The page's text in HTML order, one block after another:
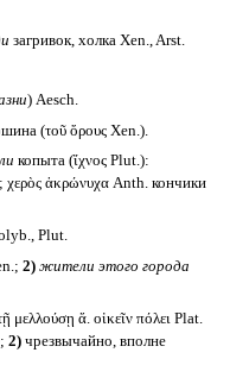
загривок, холка Xen., Arst.
) Aesch.
(τοῦ ὄρους Xen.).
копыта (ἴχνος Plut.):
χερὸς ἀκρώνυχα Anth. кончики
Plut.
2) жители этого города
ἄ. οἰκεῖν πόλει Plat.
2)чрезвычайно, вполне